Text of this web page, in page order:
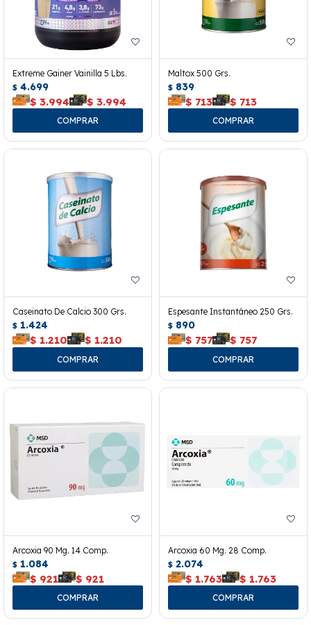
Extreme Gainer Vainilla 5 Lbs.
$ 4.699
$ 3.994 $ 3.994
Maltox 500 Grs.
$ 839
$ 713 $ 713
Caseinato De Calcio 300 Grs.
$ 1.424
$ 1.210 $ 1.210
Espesante Instantáneo 250 Grs.
$ 890
$ 757 $ 757
Arcoxia 90 Mg. 14 Comp.
$ 1.084
$ 921 $ 921
Arcoxia 60 Mg. 28 Comp.
$ 2.074
$ 1.763 $ 1.763